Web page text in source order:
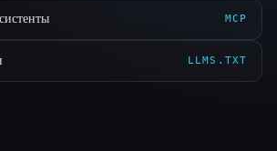
MCP
LLMS.TXT